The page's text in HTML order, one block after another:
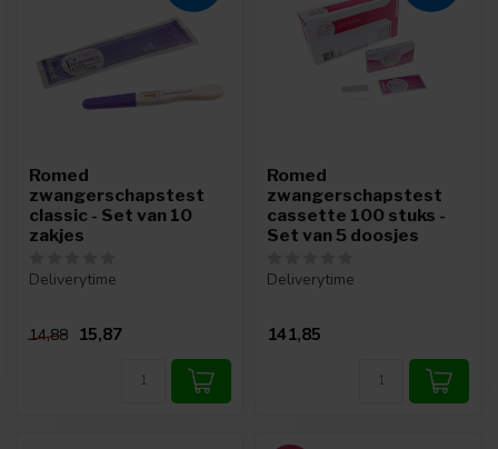
Romed
zwangerschapstest
classic - Set van 10
zakjes
Deliverytime
14,88 15,87
Romed
zwangerschapstest
cassette 100 stuks -
Set van 5 doosjes
Deliverytime
141,85